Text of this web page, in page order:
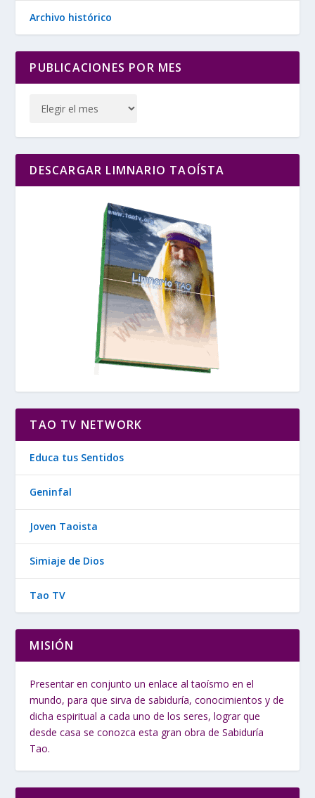
Archivo histórico
PUBLICACIONES POR MES
DESCARGAR LIMNARIO TAOÍSTA
TAO TV NETWORK
Educa tus Sentidos
Geninfal
Joven Taoista
Simiaje de Dios
Tao TV
MISIÓN
Presentar en conjunto un enlace al taoísmo en el
mundo, para que sirva de sabiduría, conocimientos y de
dicha espiritual a cada uno de los seres, lograr que
desde casa se conozca esta gran obra de Sabiduría
Tao.